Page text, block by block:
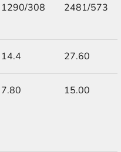
1290/308 2481/573
14.4 27.60
7.80 15.00